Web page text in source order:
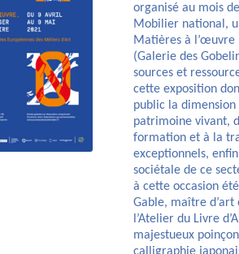
organisé au mois
Mobilier national,
Matières à l’œuvre
(Galerie des
sources et
cette exposition
public la
patrimoine vivant,
formation et à la
exceptionnels,
sociétale de ce
à cette occasion
Gable, maître
l’Atelier du Livre
majestueux